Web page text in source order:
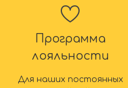
Программа
лояльности
Для наших постоянных